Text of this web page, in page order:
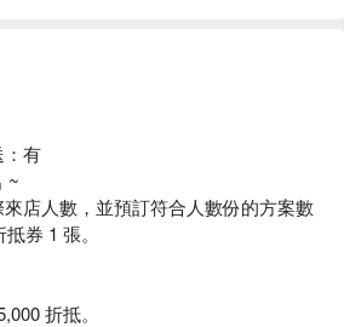
：有
~
店人數，並預訂符合人數份的方案數
券 1 張。
折抵。